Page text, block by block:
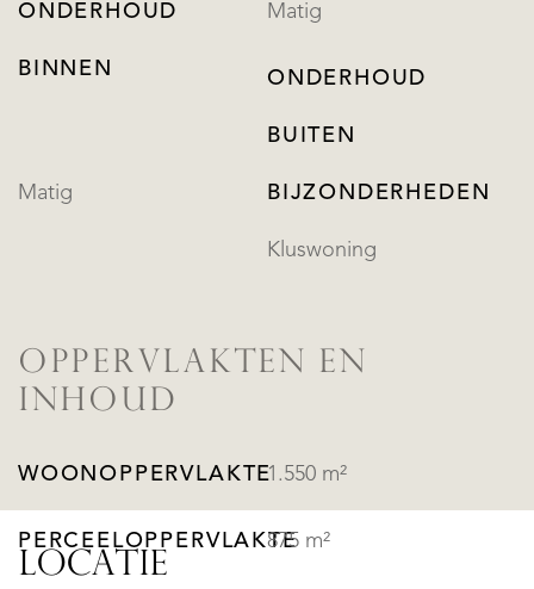
ONDERHOUD
BINNEN
Matig
ONDERHOUD
BUITEN
Matig BIJZONDERHEDEN
Kluswoning
OPPERVLAKTEN EN
INHOUD
WOONOPPERVLAKTE1.550 m²
PERCEELOPPERVLAKTE875 m²
LOCATIE